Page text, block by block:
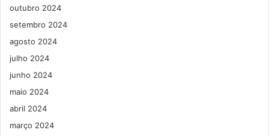
outubro 2024
setembro 2024
agosto 2024
julho 2024
junho 2024
maio 2024
abril 2024
março 2024